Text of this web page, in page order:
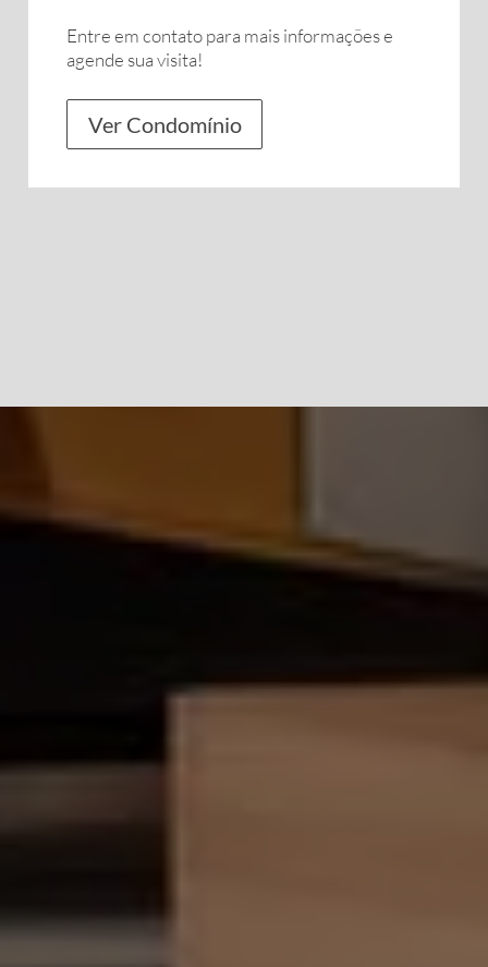
Entre em contato para mais informações e
agende sua visita!
Ver Condomínio